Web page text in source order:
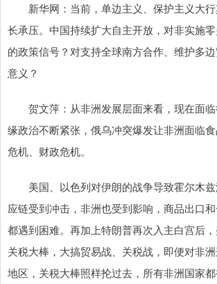
新华网：当前，单边主义、保护主义大行
长承压。中国持续扩大自主开放，对非实施
的政策信号？对支持全球南方合作、维护多
意义？
贺文萍：从非洲发展层面来看，现在面临
缘政治不断紧张，俄乌冲突爆发让非洲面临
危机、财政危机。
美国、以色列对伊朗的战争导致霍尔木兹
应链受到冲击，非洲也受到影响，商品出口
都遇到困难。再加上特朗普再次入主白宫后
关税大棒，大搞贸易战、关税战，即便对非
地区，关税大棒照样抡过去，所有非洲国家